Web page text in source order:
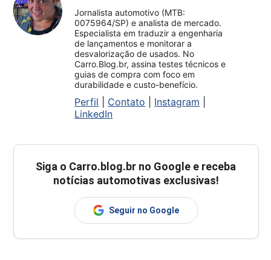
Jornalista automotivo (MTB:
0075964/SP) e analista de mercado.
Especialista em traduzir a engenharia
de lançamentos e monitorar a
desvalorização de usados. No
Carro.Blog.br, assina testes técnicos e
guias de compra com foco em
durabilidade e custo-benefício.
Perfil Contato Instagram
LinkedIn
Siga o Carro.blog.br no Google e receba
notícias automotivas exclusivas!
Seguir no Google